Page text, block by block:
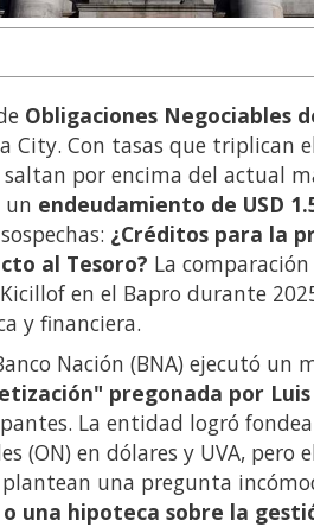
Obligaciones Negociables
City. Con tasas que triplican
por encima del actual
un endeudamiento de USD
¿Créditos para la
al Tesoro? La
en el Bapro durante
y financiera.
Nación (BNA) ejecutó un
pregonada por
La entidad logró
(ON) en dólares y UVA, pero
una pregunta
una hipoteca sobre la